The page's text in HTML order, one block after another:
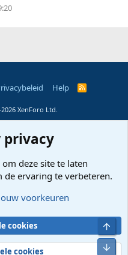
Help
R
S
XenForo Ltd.
privacy
om deze site te laten
ervaring te verbeteren.
voorkeuren
cookies
cookies